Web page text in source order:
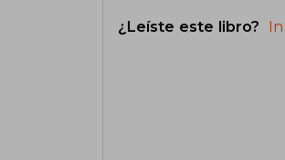
¿Leíste este libro?